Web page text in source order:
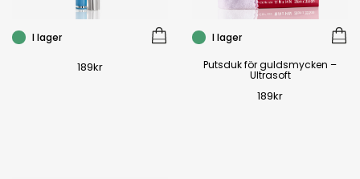
I lager
189kr
I lager
Putsduk för guldsmycken –
Ultrasoft
189kr